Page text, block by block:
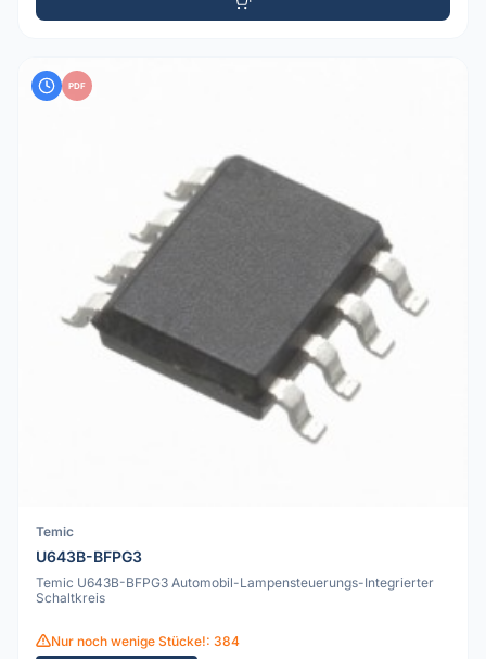
PDF
Temic
U643B-BFPG3
Temic U643B-BFPG3 Automobil-Lampensteuerungs-Integrierter
Schaltkreis
Nur noch wenige Stücke!: 384